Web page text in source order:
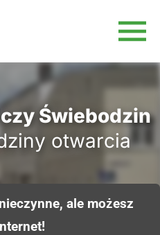
Świebodzin
otwarcia
ale możesz